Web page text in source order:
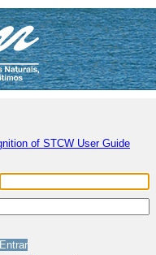
of STCW User Guide